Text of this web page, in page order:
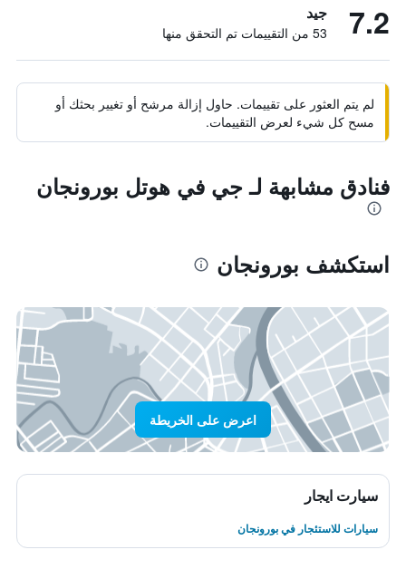
7.2 جيد
53 من التقييمات تم التحقق منها
لم يتم العثور على تقييمات. حاول إزالة مرشح أو تغيير بحثك أو
مسح كل شيء لعرض التقييمات.
فنادق مشابهة لـ جي في هوتل بورونجان
استكشف بورونجان
اعرض على الخريطة
سيارت ايجار
سيارات للاستئجار في بورونجان